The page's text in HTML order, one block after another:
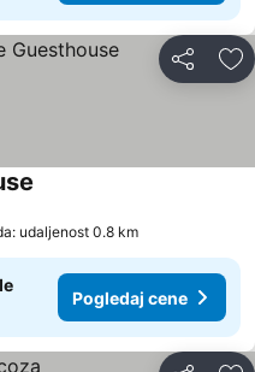
Deli
udaljenost 0.8 km
Pogledaj cene